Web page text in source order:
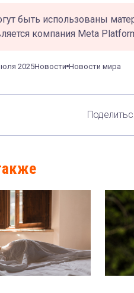
быть использованы
компания Meta
2025Новости Новости мира